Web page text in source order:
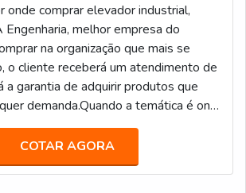
onde comprar elevador industrial,
Engenharia, melhor empresa do
na organização que mais se
o cliente receberá um atendimento de
a garantia de adquirir produtos que
demanda.Quando a temática é onde
industrial, com a equipe da CTA
obterá ótima qualidade e o suporte
com mais de 3...
COTAR AGORA